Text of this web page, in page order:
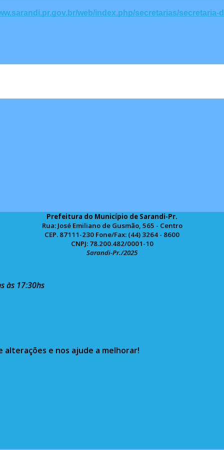
web/index.php/secretarias/secretaria-
Prefeitura do Município de Sarandi-Pr.
Rua: José Emiliano de Gusmão, 565 - Centro
CEP. 87111-230 Fone/Fax: (44) 3264 - 8600
CNPJ: 78.200.482/0001-10
Sarandi-Pr./2025
às 17:30hs
e nos ajude a melhorar!